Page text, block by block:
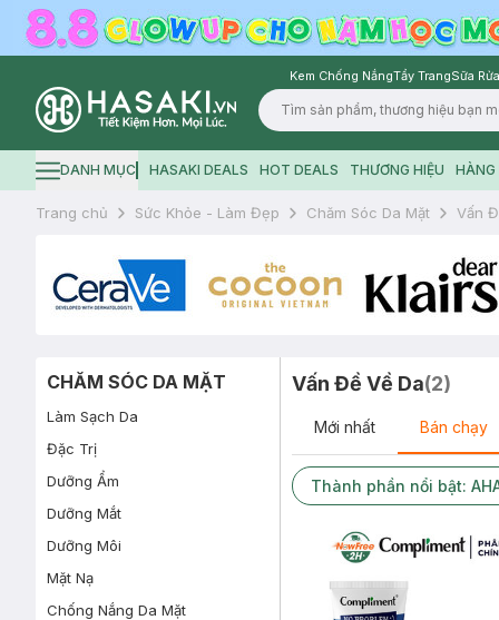
Kem Chống NắngTẩy TrangSữa
Logo
Hamburger icon
DANH MỤC HASAKI DEALS HOT DEALS THƯƠNG HIỆU HÀNG
Trang chủ Sức Khỏe - Làm Đẹp Chăm Sóc Da Mặt Vấn
CHĂM SÓC DA MẶT
Làm Sạch Da
Đặc Trị
Dưỡng Ẩm
Dưỡng Mắt
Dưỡng Môi
Mặt Nạ
Chống Nắng Da Mặt
Vấn Đề Về Da(2)
Mới nhất Bán chạy
Thành phần nổi bật: